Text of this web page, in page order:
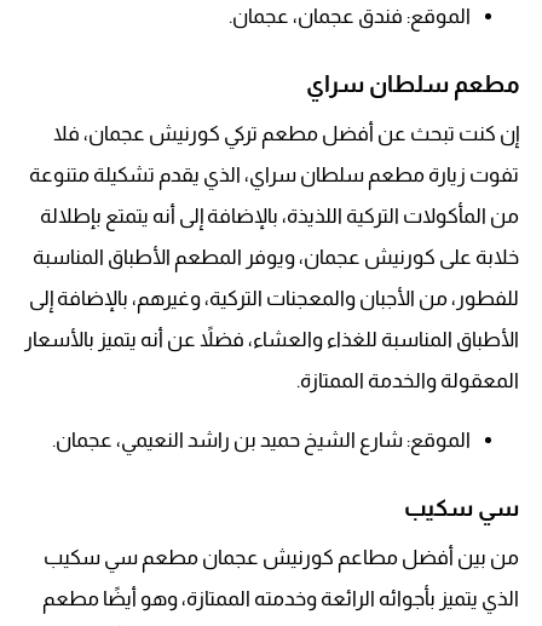
الموقع: فندق عجمان، عجمان.
مطعم سلطان سراي
إن كنت تبحث عن أفضل مطعم تركي كورنيش عجمان، فلا
تفوت زيارة مطعم سلطان سراي، الذي يقدم تشكيلة متنوعة
من المأكولات التركية اللذيذة، بالإضافة إلى أنه يتمتع بإطلالة
خلابة على كورنيش عجمان، ويوفر المطعم الأطباق المناسبة
للفطور، من الأجبان والمعجنات التركية، وغيرهم، بالإضافة إلى
الأطباق المناسبة للغذاء والعشاء، فضلاً عن أنه يتميز بالأسعار
المعقولة والخدمة الممتازة.
الموقع: شارع الشيخ حميد بن راشد النعيمي، عجمان.
سي سكيب
من بين أفضل مطاعم كورنيش عجمان مطعم سي سكيب
الذي يتميز بأجوائه الرائعة وخدمته الممتازة، وهو أيضًا مطعم